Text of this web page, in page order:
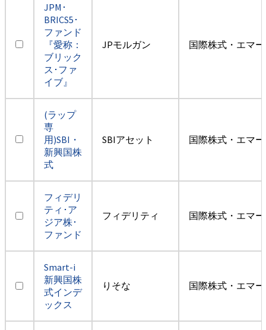
JPM･
BRICS5･
ファンド
『愛称：
ブリック
ス･ファ
イブ』
JPモルガン 国際株式・エマ
(ラップ
専
用)SBI・
新興国株
式
SBIアセット 国際株式・エマ
フィデリ
ティ･ア
ジア株･
ファンド
フィデリティ 国際株式・エマ
Smart-i
新興国株
式インデ
ックス
りそな 国際株式・エマ